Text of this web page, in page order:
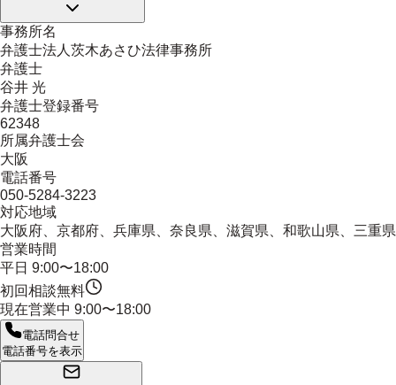
事務所名
弁護士法人茨木あさひ法律事務所
弁護士
谷井 光
弁護士登録番号
62348
所属弁護士会
大阪
電話番号
050-5284-3223
対応地域
大阪府、京都府、兵庫県、奈良県、滋賀県、和歌山県、三重県
営業時間
平日 9:00〜18:00
初回相談無料
現在営業中 9:00〜18:00
電話問合せ
電話番号を表示